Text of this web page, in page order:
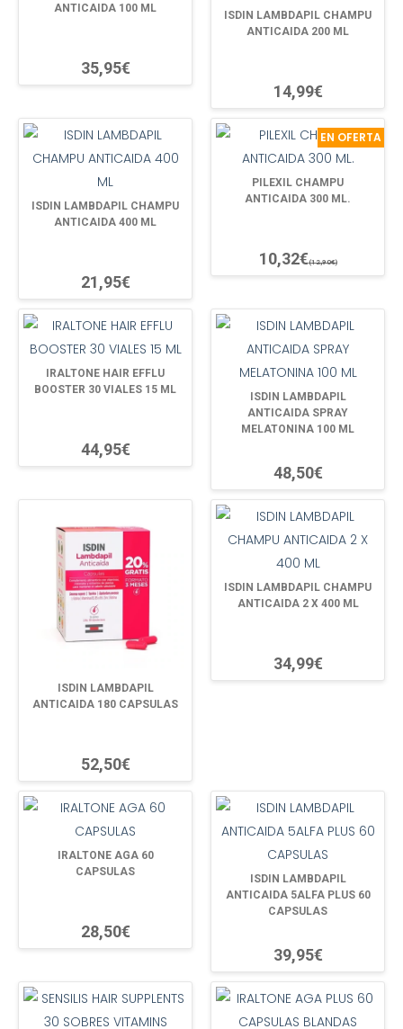
ANTICAIDA 100 ML
35,95€
ISDIN LAMBDAPIL CHAMPU
ANTICAIDA 200 ML
14,99€
ISDIN LAMBDAPIL CHAMPU
ANTICAIDA 400 ML
21,95€
EN OFERTA
PILEXIL CHAMPU
ANTICAIDA 300 ML.
10,32€(12,90€)
IRALTONE HAIR EFFLU
BOOSTER 30 VIALES 15 ML
44,95€
ISDIN LAMBDAPIL
ANTICAIDA SPRAY
MELATONINA 100 ML
48,50€
ISDIN LAMBDAPIL
ANTICAIDA 180 CAPSULAS
52,50€
ISDIN LAMBDAPIL CHAMPU
ANTICAIDA 2 X 400 ML
34,99€
IRALTONE AGA 60
CAPSULAS
28,50€
ISDIN LAMBDAPIL
ANTICAIDA 5ALFA PLUS 60
CAPSULAS
39,95€